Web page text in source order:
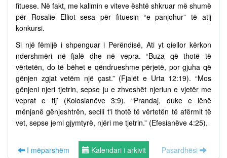
fituese. Në fakt, me kalimin e viteve është shkruar më shumë
për Rosalie Elliot sesa për fituesin “e panjohur” të atij
konkursi.
Si një fëmijë i shpenguar i Perëndisë, Ati yt qiellor kërkon
ndershmëri në fjalë dhe në vepra. “Buza që thotë të
vërtetën, do të bëhet e qëndrueshme përjetë, por gjuha që
gënjen zgjat vetëm një çast.” (Fjalët e Urta 12:19). “Mos
gënjeni njeri tjetrin, sepse ju e zhveshët njeriun e vjetër me
veprat e tij’ (Kolosianëve 3:9). “Prandaj, duke e lënë
mënjanë gënjeshtrën, secili t'i thotë të vërtetën të afërmit të
vet, sepse jemi gjymtyrë, njëri me tjetrin.” (Efesianëve 4:25).
I mëparshëm Kalendari i arkivit Pasardhësi